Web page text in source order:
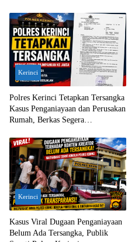
Kerinci
Polres Kerinci Tetapkan Tersangka
Kasus Penganiayaan dan Perusakan
Rumah, Berkas Segera
Kerinci
Kasus Viral Dugaan Penganiayaan
Belum Ada Tersangka, Publik